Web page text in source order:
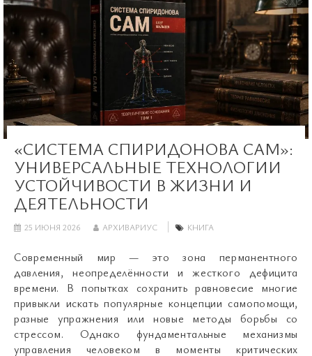
«СИСТЕМА СПИРИДОНОВА САМ»:
УНИВЕРСАЛЬНЫЕ ТЕХНОЛОГИИ
УСТОЙЧИВОСТИ В ЖИЗНИ И
ДЕЯТЕЛЬНОСТИ
25 ИЮНЯ 2026 АРХИВАРИУС КНИГА
Современный мир — это зона перманентного
давления, неопределённости и жесткого дефицита
времени. В попытках сохранить равновесие многие
привыкли искать популярные концепции самопомощи,
разные упражнения или новые методы борьбы со
стрессом. Однако фундаментальные механизмы
управления человеком в моменты критических